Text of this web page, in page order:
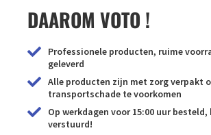
DAAROM VOTO !
Professionele producten, ruime
geleverd
Alle producten zijn met zorg verpakt
transportschade te voorkomen
Op werkdagen voor 15:00 uur besteld,
verstuurd!